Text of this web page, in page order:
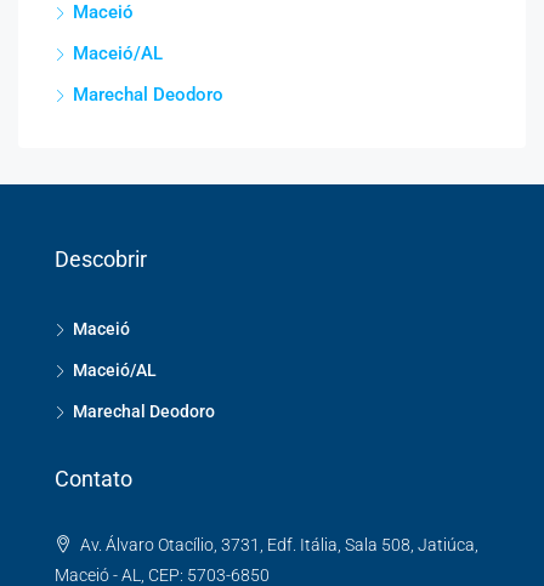
Maceió
Maceió/AL
Marechal Deodoro
Descobrir
Maceió
Maceió/AL
Marechal Deodoro
Contato
Av. Álvaro Otacílio, 3731, Edf. Itália, Sala 508, Jatiúca,
Maceió - AL, CEP: 5703-6850